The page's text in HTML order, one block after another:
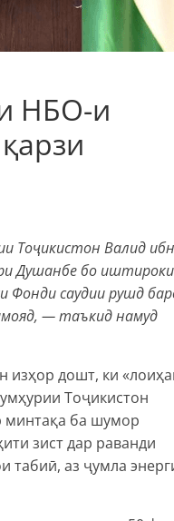
НБО-и
Тоҷикистон Валид
Душанбе бо иштироки
Фонди саудии рушд
— таъкид намуд
дошт, ки
Тоҷикистон
минтақа ба шумор
зист дар раванди
табиӣ, аз ҷумла